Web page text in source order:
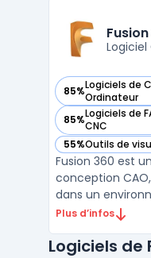
L’approche
85%Logiciels de
Ordinateur
— voir Fusion 360
85%Logiciels de
CNC
— voir Fusion 360
55%Outils de
— voir Fusion 360
Fusion 360 est
conception
dans un
cloud. Sa
ingénieurs de
Plus d’infos
Logiciels de